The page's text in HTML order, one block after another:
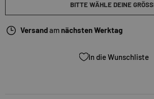
BITTE WÄHLE DEINE GRÖSSE
Versandamnächsten Werktag
In die Wunschliste